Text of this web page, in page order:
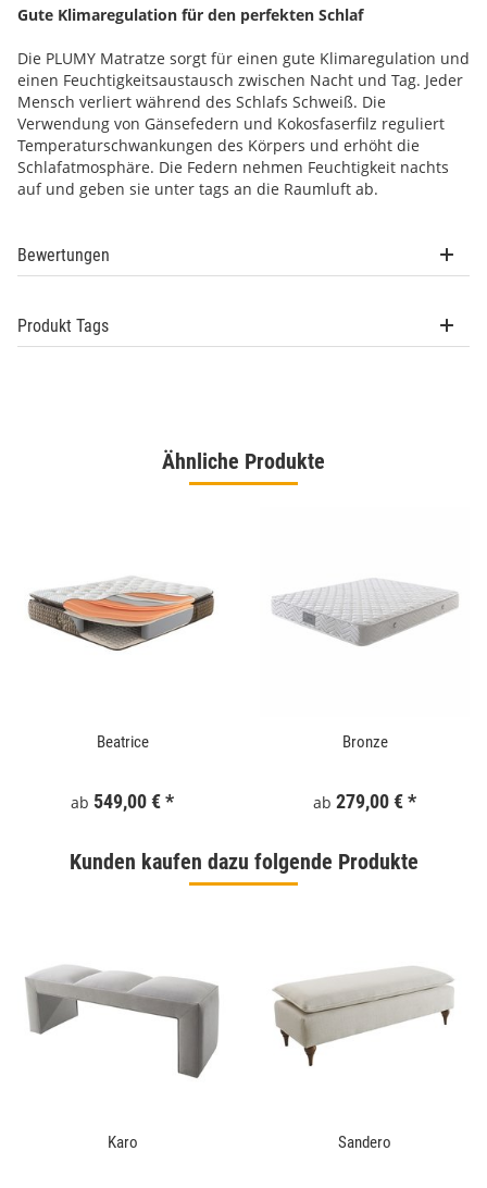
Gute Klimaregulation für den perfekten Schlaf
Die PLUMY Matratze sorgt für einen gute Klimaregulation und
einen Feuchtigkeitsaustausch zwischen Nacht und Tag. Jeder
Mensch verliert während des Schlafs Schweiß. Die
Verwendung von Gänsefedern und Kokosfaserfilz reguliert
Temperaturschwankungen des Körpers und erhöht die
Schlafatmosphäre. Die Federn nehmen Feuchtigkeit nachts
auf und geben sie unter tags an die Raumluft ab.
Bewertungen
Produkt Tags
Ähnliche Produkte
Beatrice
ab 549,00 €*
Bronze
ab 279,00 €*
Kunden kaufen dazu folgende Produkte
Karo Sandero